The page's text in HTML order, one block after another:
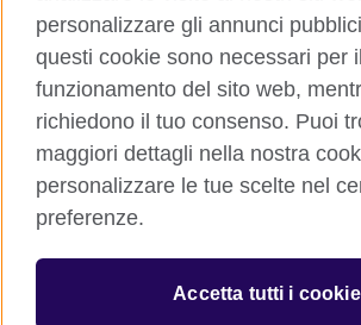
Facebook Twitter
LinkedIn
TikTok
British Council global
Cookies
personalizzare gli annunci
questi cookie sono necessari per il
funzionamento del sito web,
richiedono il tuo consenso. Puoi
maggiori dettagli nella nostra
personalizzare le tue scelte nel
preferenze.
Accetta tutti i cookie